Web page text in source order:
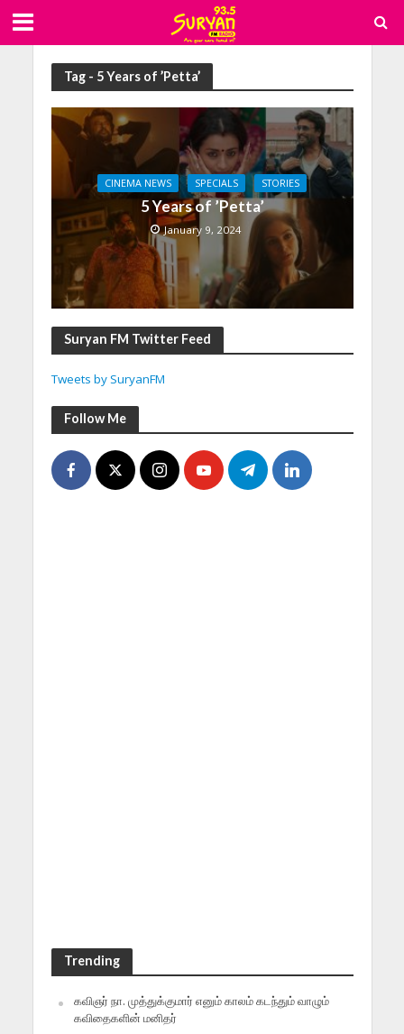
Tag - 5 Years of ’Petta’
CINEMA NEWS SPECIALS STORIES
5 Years of ’Petta’
January 9, 2024
Suryan FM Twitter Feed
Tweets by SuryanFM
Follow Me
Trending
கவிஞர் நா. முத்துக்குமார் எனும் காலம் கடந்தும் வாழும்
கவிதைகளின் மனிதர்